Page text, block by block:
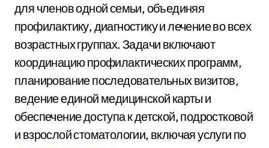
для членов одной семьи, объединяя
профилактику, диагностику и лечение во всех
возрастных группах. Задачи включают
координацию профилактических программ,
планирование последовательных визитов,
ведение единой медицинской карты и
обеспечение доступа к детской, подростковой
и взрослой стоматологии, включая услуги по